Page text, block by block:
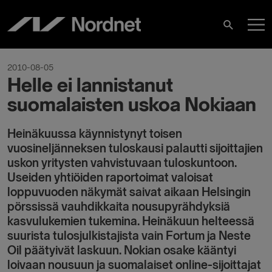
content
Search
2010-08-05
Helle ei lannistanut
suomalaisten uskoa Nokiaan
Heinäkuussa käynnistynyt toisen
vuosineljänneksen tuloskausi palautti sijoittajien
uskon yritysten vahvistuvaan tuloskuntoon.
Useiden yhtiöiden raportoimat valoisat
loppuvuoden näkymät saivat aikaan Helsingin
pörssissä vauhdikkaita nousupyrähdyksiä
kasvulukemien tukemina. Heinäkuun helteessä
suurista tulosjulkistajista vain Fortum ja Neste
Oil päätyivät laskuun. Nokian osake kääntyi
loivaan nousuun ja suomalaiset online-sijoittajat